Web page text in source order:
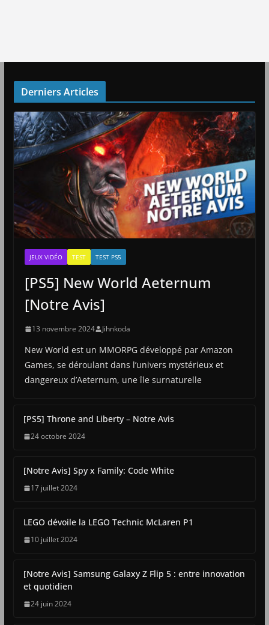
Derniers Articles
JEUX VIDÉO TEST TEST PS5
[PS5] New World Aeternum
[Notre Avis]
13 novembre 2024 Jihnkoda
New World est un MMORPG développé par Amazon
Games, se déroulant dans l’univers mystérieux et
dangereux d’Aeternum, une île surnaturelle
[PS5] Throne and Liberty – Notre Avis
24 octobre 2024
[Notre Avis] Spy x Family: Code White
17 juillet 2024
LEGO dévoile la LEGO Technic McLaren P1
10 juillet 2024
[Notre Avis] Samsung Galaxy Z Flip 5 : entre innovation
et quotidien
24 juin 2024